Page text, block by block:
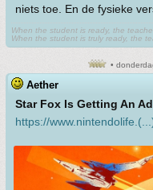
niets toe. En de fysieke
When the student is ready, the
When the student is truly ready, the
•
Aether
Star Fox Is Getting An
https://